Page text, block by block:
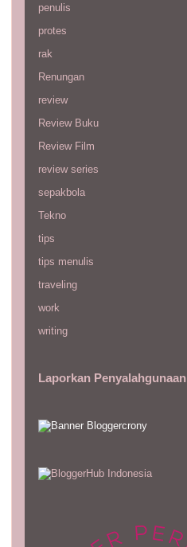
penulis
protes
rak
Renungan
review
Review Buku
Review Film
review series
sepakbola
Tekno
tips
tips menulis
traveling
work
writing
Laporkan Penyalahgunaan